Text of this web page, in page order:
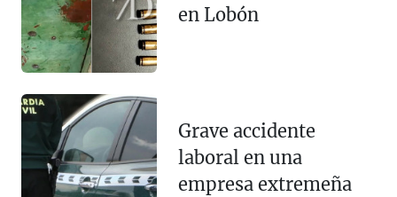
en Lobón
Grave accidente
laboral en una
empresa extremeña